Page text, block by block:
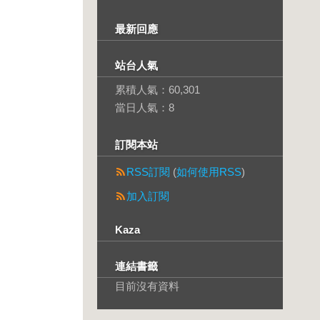
最新回應
站台人氣
累積人氣： 60,301
當日人氣： 8
訂閱本站
RSS訂閱 (如何使用RSS)
加入訂閱
Kaza
連結書籤
目前沒有資料